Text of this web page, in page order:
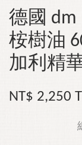
德國 dm
桉樹油
加利精
NT$ 2,250